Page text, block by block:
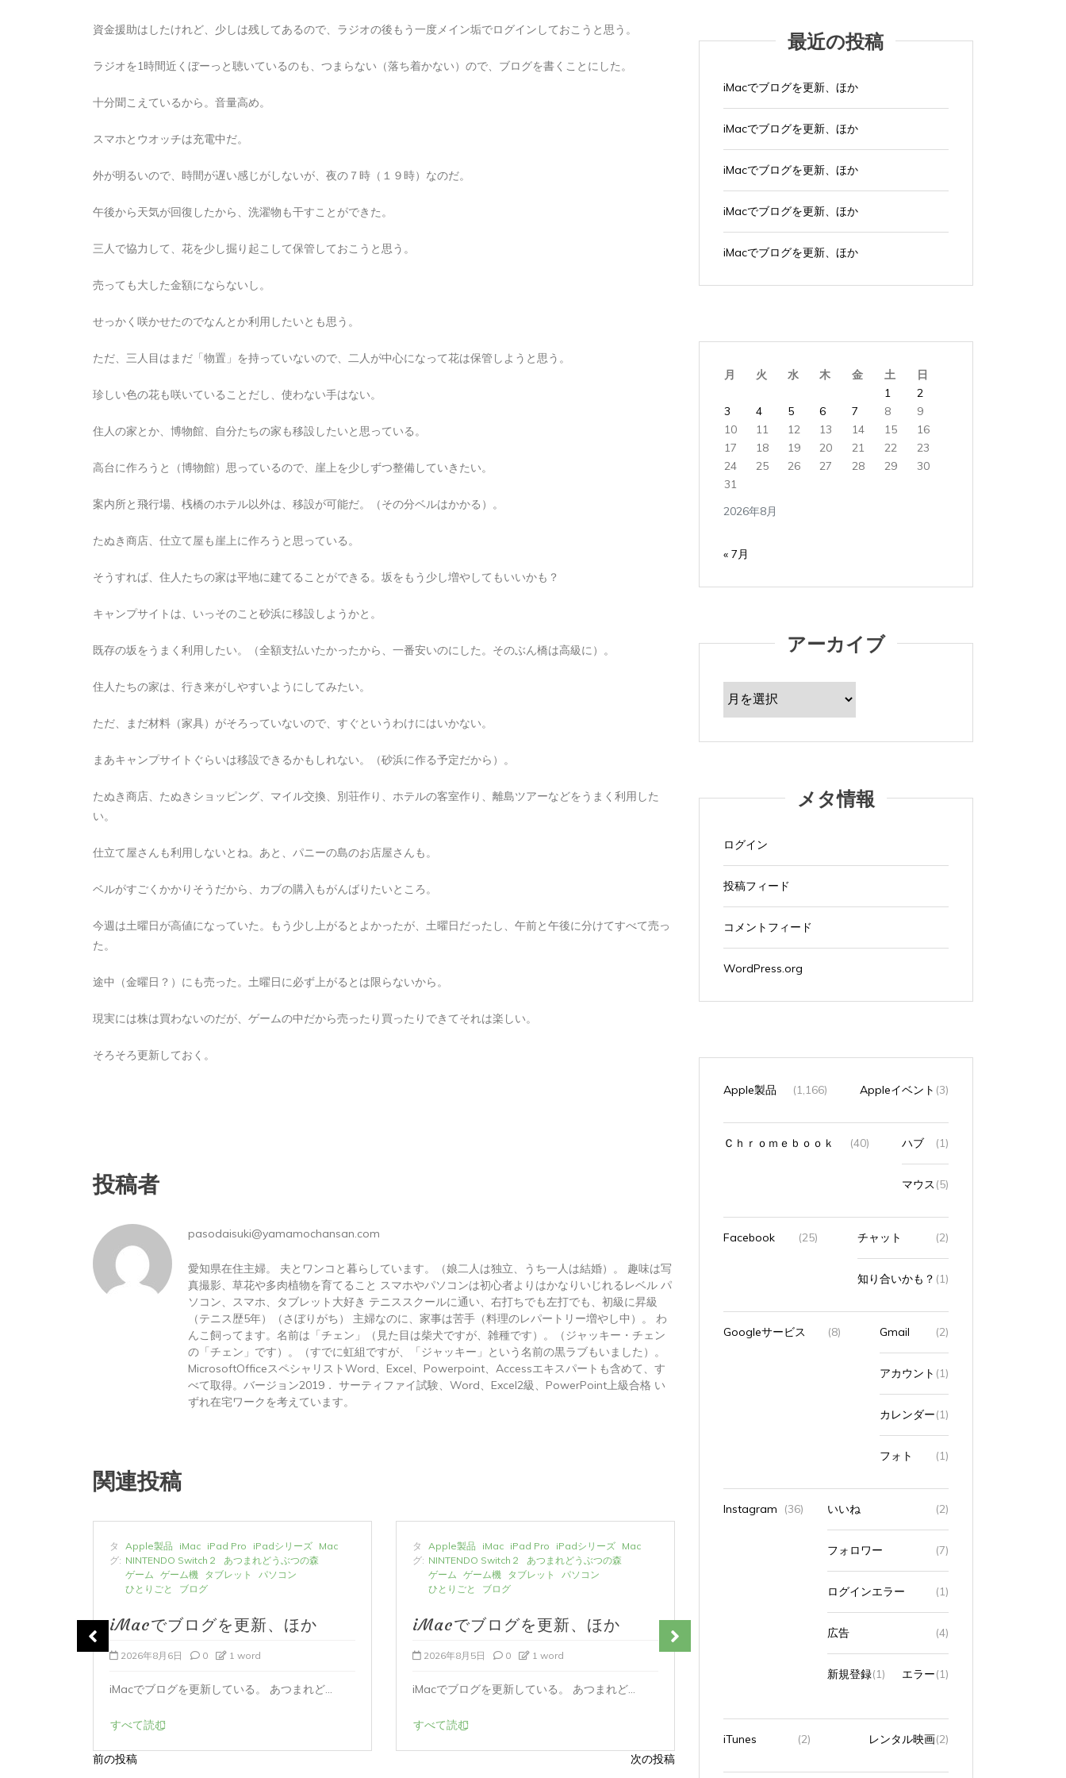
資金援助はしたけれど、少しは残してあるので、ラジオの後もう一度メイン垢でログインしておこうと思う。
ラジオを1時間近くぼーっと聴いているのも、つまらない（落ち着かない）ので、ブログを書くことにした。
十分聞こえているから。音量高め。
スマホとウオッチは充電中だ。
外が明るいので、時間が遅い感じがしないが、夜の７時（１９時）なのだ。
午後から天気が回復したから、洗濯物も干すことができた。
三人で協力して、花を少し掘り起こして保管しておこうと思う。
売っても大した金額にならないし。
せっかく咲かせたのでなんとか利用したいとも思う。
ただ、三人目はまだ「物置」を持っていないので、二人が中心になって花は保管しようと思う。
珍しい色の花も咲いていることだし、使わない手はない。
住人の家とか、博物館、自分たちの家も移設したいと思っている。
高台に作ろうと（博物館）思っているので、崖上を少しずつ整備していきたい。
案内所と飛行場、桟橋のホテル以外は、移設が可能だ。（その分ベルはかかる）。
たぬき商店、仕立て屋も崖上に作ろうと思っている。
そうすれば、住人たちの家は平地に建てることができる。坂をもう少し増やしてもいいかも？
キャンプサイトは、いっそのこと砂浜に移設しようかと。
既存の坂をうまく利用したい。（全額支払いたかったから、一番安いのにした。そのぶん橋は高級に）。
住人たちの家は、行き来がしやすいようにしてみたい。
ただ、まだ材料（家具）がそろっていないので、すぐというわけにはいかない。
まあキャンプサイトぐらいは移設できるかもしれない。（砂浜に作る予定だから）。
たぬき商店、たぬきショッピング、マイル交換、別荘作り、ホテルの客室作り、離島ツアーなどをうまく利用した
い。
仕立て屋さんも利用しないとね。あと、パニーの島のお店屋さんも。
ベルがすごくかかりそうだから、カブの購入もがんばりたいところ。
今週は土曜日が高値になっていた。もう少し上がるとよかったが、土曜日だったし、午前と午後に分けてすべて売っ
た。
途中（金曜日？）にも売った。土曜日に必ず上がるとは限らないから。
現実には株は買わないのだが、ゲームの中だから売ったり買ったりできてそれは楽しい。
そろそろ更新しておく。
投稿者
pasodaisuki@yamamochansan.com
愛知県在住主婦。 夫とワンコと暮らしています。（娘二人は独立、うち一人は結婚）。 趣味は写
真撮影、草花や多肉植物を育てること スマホやパソコンは初心者よりはかなりいじれるレベル パ
ソコン、スマホ、タブレット大好き テニススクールに通い、右打ちでも左打でも、初級に昇級
（テニス歴5年）（さぼりがち） 主婦なのに、家事は苦手（料理のレパートリー増やし中）。 わ
んこ飼ってます。名前は「チェン」（見た目は柴犬ですが、雑種です）。（ジャッキー・チェン
の「チェン」です）。（すでに虹組ですが、「ジャッキー」という名前の黒ラブもいました）。
MicrosoftOfficeスペシャリストWord、Excel、Powerpoint、Accessエキスパートも含めて、す
べて取得。バージョン2019． サーティファイ試験、Word、Excel2級、PowerPoint上級合格 い
ずれ在宅ワークを考えています。
関連投稿
タ
グ:
Apple製品 iMac iPad Pro iPadシリーズ Mac
NINTENDO Switch２
あつまれどうぶつの森
ゲーム ゲーム機 タブレット
パソコン
ひとりごと
ブログ
iMacでブログを更新、ほか
2026年8月6日 0 1 word
iMacでブログを更新している。 あつまれど...
すべて読む
タ
グ:
Apple製品 iMac iPad Pro iPadシリーズ Mac
NINTENDO Switch２
あつまれどうぶつの森
ゲーム ゲーム機 タブレット
パソコン
ひとりごと
ブログ
iMacでブログを更新、ほか
2026年8月5日 0 1 word
iMacでブログを更新している。 あつまれど...
すべて読む
iPad Pro iPadシリーズ
Mac
タブレット パソコン
iMacでブログを更新、ほか
1 word
投
前の投稿 次の投稿
最近の投稿
iMacでブログを更新、ほか
iMacでブログを更新、ほか
iMacでブログを更新、ほか
iMacでブログを更新、ほか
iMacでブログを更新、ほか
2026年8月
月 火 水 木 金 土
日
1
2
3
4 5 6 7 8
9
10
11 12 13 14 15
16
17
18 19 20 21 22
23
24
25 26 27 28 29
30
31
« 7月
アーカイブ
ー
カ
イ
メタ情報
ログイン
投稿フィード
コメントフィード
WordPress.org
Apple製品 (1,166) Appleイベント (3)
Ｃｈｒｏｍｅｂｏｏｋ (40) ハブ (1)
マウス (5)
Facebook (25) チャット (2)
知り合いかも？ (1)
Googleサービス (8) Gmail (2)
アカウント (1)
カレンダー(1)
フォト (1)
Instagram (36) いいね (2)
フォロワー (7)
ログインエラー (1)
広告 (4)
新規登録(1) エラー(1)
iTunes (2) レンタル映画(2)